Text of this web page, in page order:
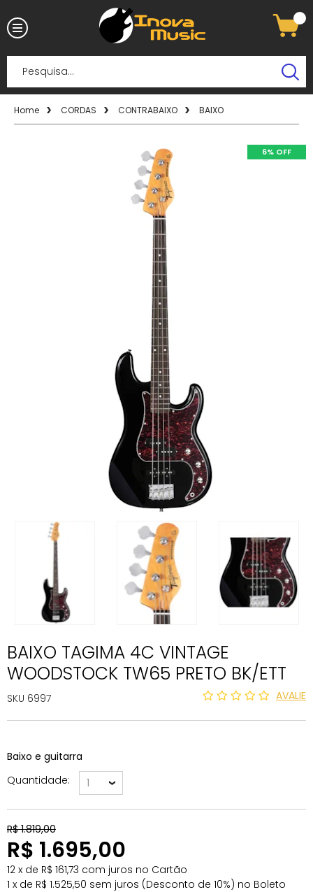
Home CORDAS CONTRABAIXO BAIXO
6% OFF
BAIXO TAGIMA 4C VINTAGE
WOODSTOCK TW65 PRETO BK/ETT
SKU 6997 AVALIE
Baixo e guitarra
Quantidade
1
R$ 1.819,00
R$ 1.695,00
12 x de R$ 161,73 com juros no Cartão
1 x de R$ 1.525,50 sem juros (Desconto de 10%) no Boleto